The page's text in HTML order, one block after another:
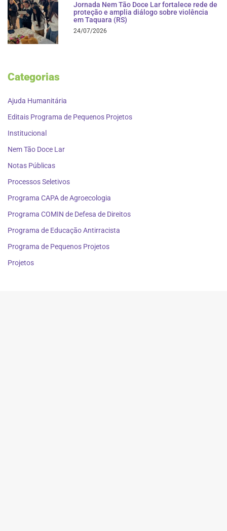
Jornada Nem Tão Doce Lar fortalece rede de
proteção e amplia diálogo sobre violência
em Taquara (RS)
24/07/2026
Categorias
Ajuda Humanitária
Editais Programa de Pequenos Projetos
Institucional
Nem Tão Doce Lar
Notas Públicas
Processos Seletivos
Programa CAPA de Agroecologia
Programa COMIN de Defesa de Direitos
Programa de Educação Antirracista
Programa de Pequenos Projetos
Projetos